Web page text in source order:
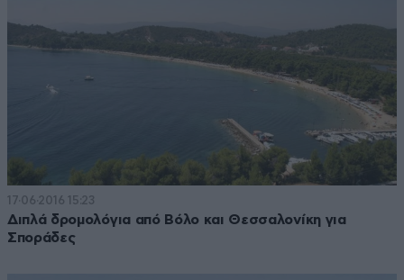
17·06·2016 15:23
Διπλά δρομολόγια από Βόλο και Θεσσαλονίκη για
Σποράδες